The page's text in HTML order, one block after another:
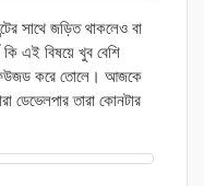
সাথে জড়িত থাকলেও বা
এই বিষয়ে খুব বেশি
করে তোলে। আজকে
ডেভেলপার তারা কোনটার